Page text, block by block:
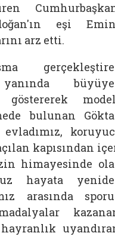
eşi
arz etti.
bulunan
kapısından
himayesinde
hayata
arasında